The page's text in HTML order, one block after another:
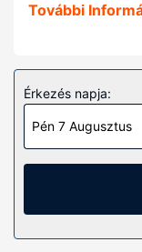
ill. 18,9 km-re
Helyezze magát
egyikében. A
Kapcsolatban
éppen üzleti
ingyenes vezeték
fürdőszobák
Az ingatlanhoz
Hogy tejesen
További
Érkezés napja:
Pén 7 Augusztus